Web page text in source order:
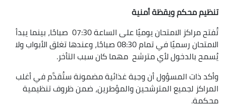
تنظيم محكم ويقظة أمنية
تُفتح مراكز الامتحان يوميًا على الساعة 07:30 صباحًا، بينما يبدأ
الامتحان رسميًا في تمام 08:30 صباحًا، وعندها تغلق الأبواب ولا
يُسمح بالدخول لأي مترشح مهما كان سبب التأخر.
وأكد ذات المسؤول أن وجبة غذائية مضمونة ستُقدَّم في أغلب
المراكز لجميع المترشحين والمؤطرين، ضمن ظروف تنظيمية
محكمة.